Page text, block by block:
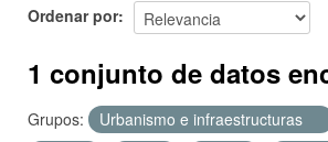
Acerca de
Ordenar por
1 conjunto de datos
Grupos: Urbanismo e infraestructuras